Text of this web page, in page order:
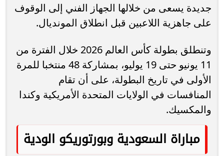
جديدة يسعى من خلالها الجهاز الفني إلى الوقوف
على جاهزية اللاعبين قبل انطلاق المونديال.
وتنطلق بطولة كأس العالم 2026 خلال الفترة من
11 يونيو حتى 19 يوليو، بمشاركة 48 منتخبا للمرة
الأولى في تاريخ البطولة، على أن تقام
المنافسات في الولايات المتحدة الأمريكية وكندا
والمكسيك.
مباراة السعودية وبورتوريكو الودية